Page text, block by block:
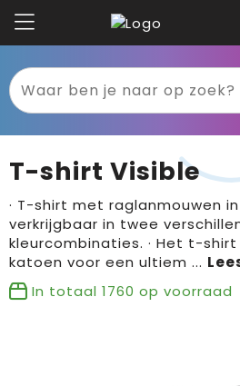
Textiel
Sport
Kariban
Gildan
T-shirt Visible
· T-shirt met raglanmouwen in
verkrijgbaar in twee
kleurcombinaties. · Het t-
katoen voor een ultiem ...
In totaal 1760 op voorraad